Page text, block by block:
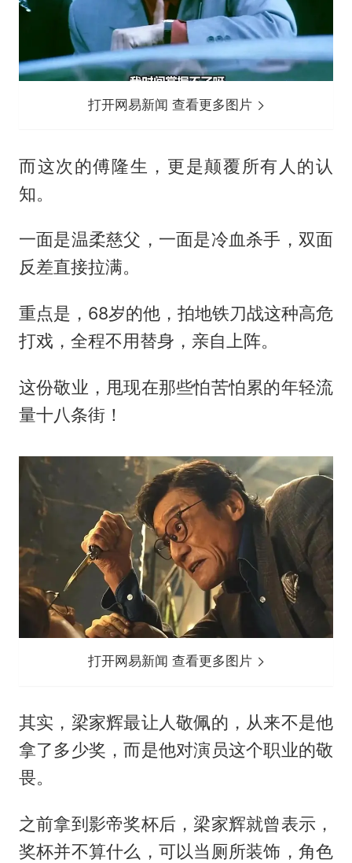
打开网易新闻 查看更多图片
而这次的傅隆生，更是颠覆所有人的认
知。
一面是温柔慈父，一面是冷血杀手，双面
反差直接拉满。
重点是，68岁的他，拍地铁刀战这种高危
打戏，全程不用替身，亲自上阵。
这份敬业，甩现在那些怕苦怕累的年轻流
量十八条街！
打开网易新闻 查看更多图片
其实，梁家辉最让人敬佩的，从来不是他
拿了多少奖，而是他对演员这个职业的敬
畏。
之前拿到影帝奖杯后，梁家辉就曾表示，
奖杯并不算什么，可以当厕所装饰，角色